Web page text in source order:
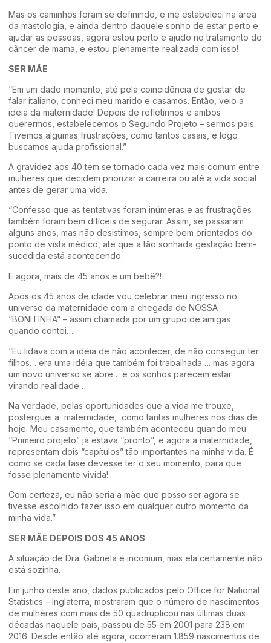
Mas os caminhos foram se definindo, e me estabeleci na área
da mastologia, e ainda dentro daquele sonho de estar perto e
ajudar as pessoas, agora estou perto e ajudo no tratamento do
câncer de mama, e estou plenamente realizada com isso!
SER MÃE
“Em um dado momento, até pela coincidência de gostar de
falar italiano, conheci meu marido e casamos. Então, veio a
ideia da maternidade! Depois de refletirmos e ambos
querermos, estabelecemos o Segundo Projeto – sermos pais.
Tivemos algumas frustrações, como tantos casais, e logo
buscamos ajuda profissional.”
A gravidez aos 40 tem se tornado cada vez mais comum entre
mulheres que decidem priorizar a carreira ou até a vida social
antes de gerar uma vida.
“Confesso que as tentativas foram inúmeras e as frustrações
também foram bem difíceis de segurar. Assim, se passaram
alguns anos, mas não desistimos, sempre bem orientados do
ponto de vista médico, até que a tão sonhada gestação bem-
sucedida está acontecendo.
E agora, mais de 45 anos e um bebê?!
Após os 45 anos de idade vou celebrar meu ingresso no
universo da maternidade com a chegada de NOSSA
“BONITINHA” – assim chamada por um grupo de amigas
quando contei…
“Eu lidava com a idéia de não acontecer, de não conseguir ter
filhos… era uma idéia que também foi trabalhada…. mas agora
um novo universo se abre… e os sonhos parecem estar
virando realidade…
Na verdade, pelas oportunidades que a vida me trouxe,
posterguei a maternidade, como tantas mulheres nos dias de
hoje. Meu casamento, que também aconteceu quando meu
“Primeiro projeto” já estava “pronto”, e agora a maternidade,
representam dois “capítulos” tão importantes na minha vida. É
como se cada fase devesse ter o seu momento, para que
fosse plenamente vivida!
Com certeza, eu não seria a mãe que posso ser agora se
tivesse escolhido fazer isso em qualquer outro momento da
minha vida.”
SER MÃE DEPOIS DOS 45 ANOS
A situação de Dra. Gabriela é incomum, mas ela certamente não
está sozinha.
Em junho deste ano, dados publicados pelo Office for National
Statistics – Inglaterra, mostraram que o número de nascimentos
de mulheres com mais de 50 quadruplicou nas últimas duas
décadas naquele país, passou de 55 em 2001 para 238 em
2016. Desde então até agora, ocorreram 1.859 nascimentos de